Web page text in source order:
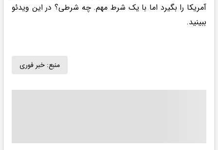
آمریکا را بگیرد اما با یک شرط مهم. چه شرطی؟ در این ویدئو
ببینید.
منبع: خبر فوری